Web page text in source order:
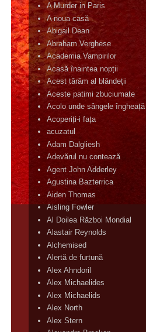
A Murder in Paris
A noua casă
Abigail Dean
Abraham Verghese
Academia Vampirilor
Acasă înaintea nopții
Acest tărâm al blândeții
Aceste patimi zbuciumate
Acolo unde sângele îngheață
Acoperiți-i fața
acuzatul
Adam Dalgliesh
Adevărul nu contează
Agent John Adderley
Agustina Bazterrica
Aiden Thomas
Aisling Fowler
Al Doilea Război Mondial
Alastair Reynolds
Alchemised
Alertă de furtună
Alex Ahndoril
Alex Michaelides
Alex Michaelids
Alex North
Alex Stern